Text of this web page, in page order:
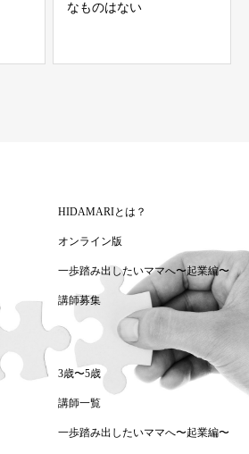
なものはない
HIDAMARIとは？
オンライン版
一歩踏み出したいママへ〜起業編〜
講師募集
3歳〜5歳
講師一覧
一歩踏み出したいママへ〜起業編〜